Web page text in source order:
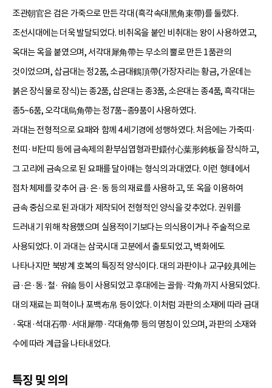
조관朝官은 검은 가죽으로 만든 각대(흑각속대黑角束帶)를 둘렀다.
조선시대에는 더욱 발달되었다. 비취옥을 붙인 비취대는 왕이 사용하였고,
옥대는 옥을 붙였으며, 서각대犀角帶는 무소의 뿔로 만든 1품관의
것이었으며, 삽금대는 정2품, 소금대鶴頂帶(가장자리는 황금, 가운데는
붉은 장식물로 장식)는 종2품, 삽은대는 종3품, 소은대는 종4품, 흑각대는
종5~6품, 오각대烏角帶는 정7품~종9품이 사용하였다.
과대는 전형적으로 요패와 함께 4세기경에 성행하였다. 처음에는 가죽띠·
천띠·비단띠 등에 금속제의 환부심엽형과판鐶付心葉形銙板을 장식하고,
그 고리에 금속으로 된 요패를 달아매는 형식의 과대였다. 이런 형태에서
점차 체제를 갖추어 금·은·동 등의 재료를 사용하고, 또 옥을 이용하여
금속 중심으로 된 과대가 제작되어 전형적인 양식을 갖추었다. 권위를
드러내기 위해 착용했으며 실용적이기보다는 의식용이거나 주술적으로
사용되었다. 이 과대는 삼국시대 고분에서 출토되었고, 벽화에도
나타나지만 북방계 호복의 특징적 양식이다. 대의 과판이나 교구鉸具에는
금·은·동·철· 유鍮 등이 사용되었고 후대에는 골骨·각角까지 사용되었다.
대의 재료는 피혁이나 포백布帛 등이었다. 이처럼 과판의 소재에 따라 금대
·옥대·석대石帶·서대犀帶·각대角帶 등의 명칭이 있으며, 과판의 소재와
수에 따라 계급을 나타내었다.
특징 및 의의